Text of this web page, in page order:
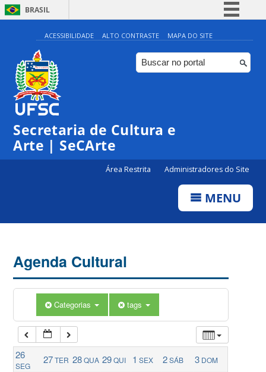
BRASIL
Simplifique!
Comunica BR
Participe
ACESSIBILIDADE ALTO CONTRASTE MAPA DO SITE
Secretaria de Cultura e
Arte | SeCArte
Área Restrita Administradores do Site
MENU
Agenda Cultural
Categorias tags
26
SEG
27TER 28QUA 29QUI 1 SEX 2SÁB 3 DOM
0:00
1:00
5:00
6:00
7:00